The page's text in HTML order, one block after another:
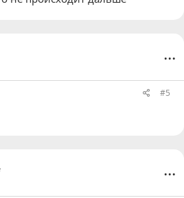
...
#5
...